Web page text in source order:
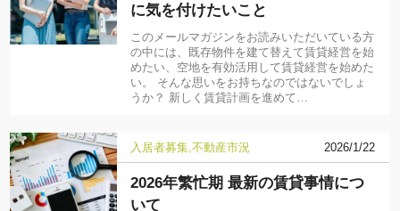
に気を付けたいこと
このメールマガジンをお読みいただいている方
の中には、既存物件を建て替えて賃貸経営を始
めたい、空地を有効活用して賃貸経営を始めた
い。 そんな思いをお持ちなのではないでしょ
うか？ 新しく賃貸計画を進めて…
入居者募集 不動産市況 2026/1/22
2026年繁忙期 最新の賃貸事情につ
いて